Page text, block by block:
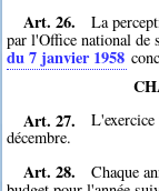
Art. 26.
La
par l'Office national de
du 7 janvier 1958
Art. 27.
décembre.
Art. 28.
Chaque